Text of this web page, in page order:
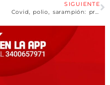
SIGUIENTE
Covid, polio, sarampión: preocupa en Salud la deserción social del calendario de vacunas